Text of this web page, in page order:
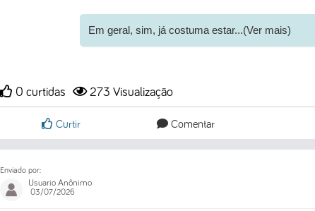
Em geral, sim, já costuma estar...(Ver mais)
0 curtidas 273 Visualização
Curtir Comentar
Enviado por:
Usuario Anônimo
03/07/2026